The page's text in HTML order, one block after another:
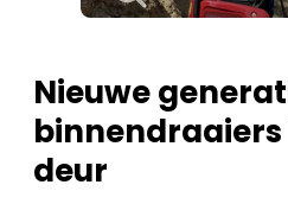
Privacy / Cookie
Vacature aanmelden
Video’s
Nieuwe
deur